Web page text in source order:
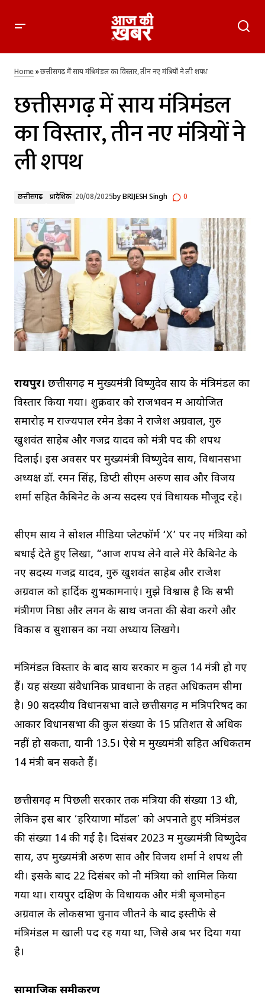
छत्तीसगढ़ में साय मंत्रिमंडल का विस्तार, तीन नए मंत्रियों ने ली शपथ
Home»छत्तीसगढ़ में साय मंत्रिमंडल का विस्तार, तीन नए मंत्रियों ने ली शपथ
छत्तीसगढ़ में साय मंत्रिमंडल
का विस्तार, तीन नए मंत्रियों ने
ली शपथ
छत्तीसगढ़ प्रादेशिक 20/08/2025byBRIJESH Singh 0
रायपुर। छत्तीसगढ़ में मुख्यमंत्री विष्णुदेव साय के मंत्रिमंडल का
विस्तार किया गया। शुक्रवार को राजभवन में आयोजित
समारोह में राज्यपाल रमेन डेका ने राजेश अग्रवाल, गुरु
खुशवंत साहेब और गजेंद्र यादव को मंत्री पद की शपथ
दिलाई। इस अवसर पर मुख्यमंत्री विष्णुदेव साय, विधानसभा
अध्यक्ष डॉ. रमन सिंह, डिप्टी सीएम अरुण साव और विजय
शर्मा सहित कैबिनेट के अन्य सदस्य एवं विधायक मौजूद रहे।
सीएम साय ने सोशल मीडिया प्लेटफॉर्म ‘X’ पर नए मंत्रियों को
बधाई देते हुए लिखा, “आज शपथ लेने वाले मेरे कैबिनेट के
नए सदस्य गजेंद्र यादव, गुरु खुशवंत साहेब और राजेश
अग्रवाल को हार्दिक शुभकामनाएं। मुझे विश्वास है कि सभी
मंत्रीगण निष्ठा और लगन के साथ जनता की सेवा करेंगे और
विकास व सुशासन का नया अध्याय लिखेंगे।
मंत्रिमंडल विस्तार के बाद साय सरकार में कुल 14 मंत्री हो गए
हैं। यह संख्या संवैधानिक प्रावधानों के तहत अधिकतम सीमा
है। 90 सदस्यीय विधानसभा वाले छत्तीसगढ़ में मंत्रिपरिषद का
आकार विधानसभा की कुल संख्या के 15 प्रतिशत से अधिक
नहीं हो सकता, यानी 13.5। ऐसे में मुख्यमंत्री सहित अधिकतम
14 मंत्री बन सकते हैं।
छत्तीसगढ़ में पिछली सरकार तक मंत्रियों की संख्या 13 थी,
लेकिन इस बार ‘हरियाणा मॉडल’ को अपनाते हुए मंत्रिमंडल
की संख्या 14 की गई है। दिसंबर 2023 में मुख्यमंत्री विष्णुदेव
साय, उप मुख्यमंत्री अरुण साव और विजय शर्मा ने शपथ ली
थी। इसके बाद 22 दिसंबर को नौ मंत्रियों को शामिल किया
गया था। रायपुर दक्षिण के विधायक और मंत्री बृजमोहन
अग्रवाल के लोकसभा चुनाव जीतने के बाद इस्तीफे से
मंत्रिमंडल में खाली पद रह गया था, जिसे अब भर दिया गया
है।
सामाजिक समीकरण